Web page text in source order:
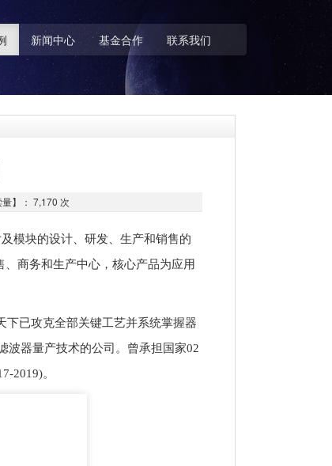
新闻中心 基金合作 联系我们
】： 7,170 次
模块的设计、研发、生产和销售的
商务和生产中心，核心产品为应用
下已攻克全部关键工艺并系统掌握器
波器量产技术的公司。曾承担国家02
2019)。